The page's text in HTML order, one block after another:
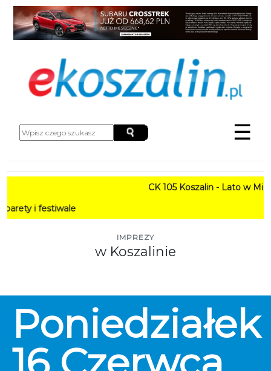
☰
CK 105 Koszalin - Lato w Mieście
IMPREZY
w Koszalinie
Poniedziałek